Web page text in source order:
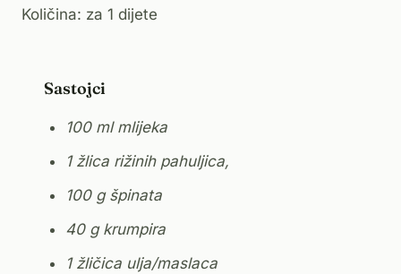
Količina: za 1 dijete
Sastojci
100 ml mlijeka
1 žlica rižinih pahuljica,
100 g špinata
40 g krumpira
1 žličica ulja/maslaca